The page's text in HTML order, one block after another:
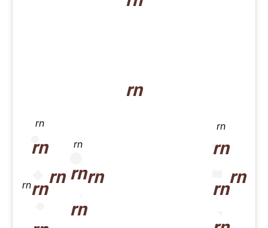
rn
rn
rn
rn
rn
rn
rn
rn
rn
rn
rn
rn
rn
rn